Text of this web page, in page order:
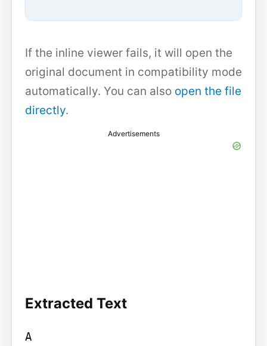
If the inline viewer fails, it will open the
original document in compatibility mode
automatically. You can also open the file
directly.
Advertisements
Extracted Text
A